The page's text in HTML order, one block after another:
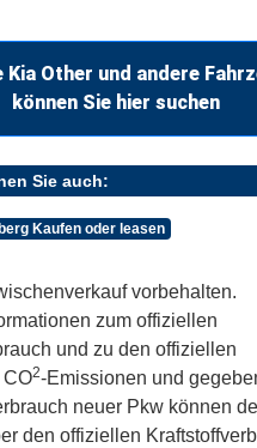
Kia Other und andere
können Sie hier suchen
Sie auch:
Kaufen oder leasen
vorbehalten.
zum offiziellen
und zu den offiziellen
2-Emissionen und
neuer Pkw können
den offiziellen